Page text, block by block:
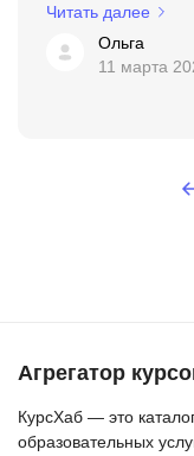
плох...
Читать далее
Ольга
11 марта
Агрегатор
КурсХаб — это
образовательных